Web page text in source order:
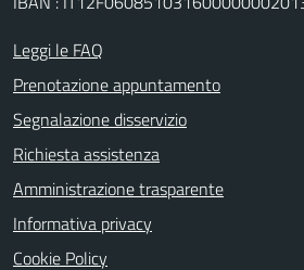
Leggi le FAQ
Prenotazione appuntamento
Segnalazione disservizio
Richiesta assistenza
Amministrazione trasparente
Informativa privacy
Cookie Policy